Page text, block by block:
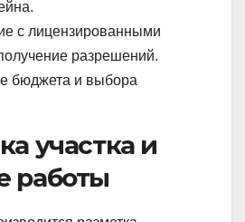
с лицензированными
разрешений.
бюджета и выбора
участка и
работы